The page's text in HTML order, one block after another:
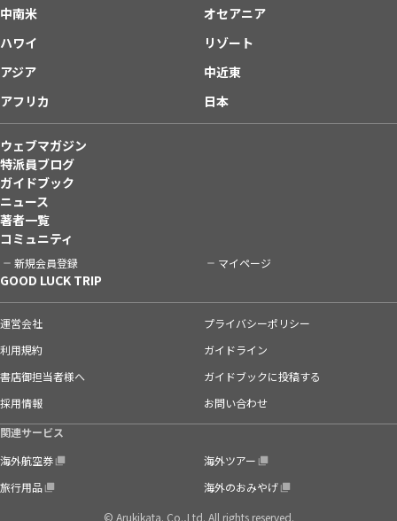
中南米
オセアニア
ハワイ
リゾート
アジア
中近東
アフリカ
日本
ウェブマガジン
特派員ブログ
ガイドブック
ニュース
著者一覧
コミュニティ
新規会員登録 マイページ
GOOD LUCK TRIP
運営会社
プライバシーポリシー
利用規約
ガイドライン
書店御担当者様へ
ガイドブックに投稿する
採用情報
お問い合わせ
関連サービス
海外航空券
海外ツアー
旅行用品
海外のおみやげ
© Arukikata. Co.,Ltd. All rights reserved.